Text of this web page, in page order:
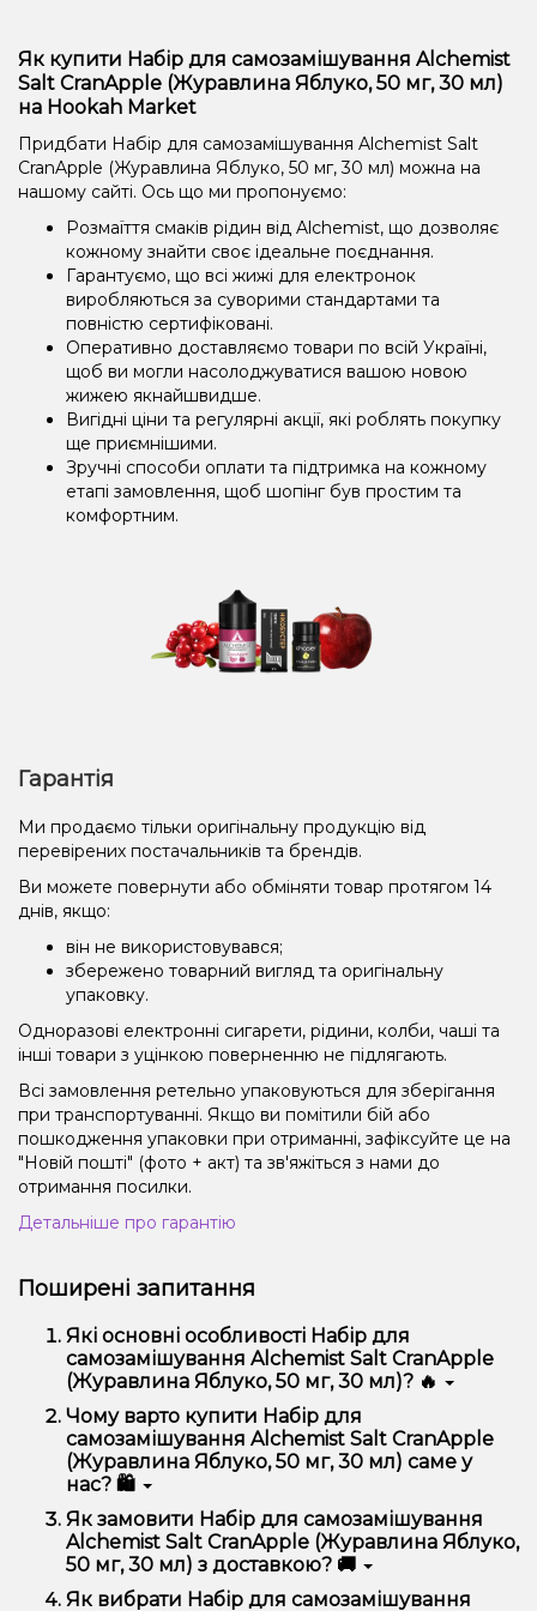
Як купити Набір для самозамішування Alchemist
Salt CranApple (Журавлина Яблуко, 50 мг, 30 мл)
на Hookah Market
Придбати Набір для самозамішування Alchemist Salt
CranApple (Журавлина Яблуко, 50 мг, 30 мл) можна на
нашому сайті. Ось що ми пропонуємо:
Розмаїття смаків рідин від Alchemist, що дозволяє
кожному знайти своє ідеальне поєднання.
Гарантуємо, що всі жижі для електронок
виробляються за суворими стандартами та
повністю сертифіковані.
Оперативно доставляємо товари по всій Україні,
щоб ви могли насолоджуватися вашою новою
жижею якнайшвидше.
Вигідні ціни та регулярні акції, які роблять покупку
ще приємнішими.
Зручні способи оплати та підтримка на кожному
етапі замовлення, щоб шопінг був простим та
комфортним.
Гарантія
Ми продаємо тільки оригінальну продукцію від
перевірених постачальників та брендів.
Ви можете повернути або обміняти товар протягом 14
днів, якщо:
він не використовувався;
збережено товарний вигляд та оригінальну
упаковку.
Одноразові електронні сигарети, рідини, колби, чаші та
інші товари з уцінкою поверненню не підлягають.
Всі замовлення ретельно упаковуються для зберігання
при транспортуванні. Якщо ви помітили бій або
пошкодження упаковки при отриманні, зафіксуйте це на
"Новій пошті" (фото + акт) та зв'яжіться з нами до
отримання посилки.
Детальніше про гарантію
Поширені запитання
Які основні особливості Набір для
самозамішування Alchemist Salt CranApple
(Журавлина Яблуко, 50 мг, 30 мл)? 🔥
Набір для самозамішування Alchemist Salt
CranApple (Журавлина Яблуко, 50 мг, 30 мл)
відрізняється високою якістю, зручністю
використання та надійністю.
Чому варто купити Набір для
самозамішування Alchemist Salt CranApple
(Журавлина Яблуко, 50 мг, 30 мл) саме у
нас? 🛍️
Ми пропонуємо тільки оригінальну продукцію,
широкий асортимент, вигідні ціни та швидку
доставку. Крім того, у нас регулярні акції та знижки
для клієнтів!
Як замовити Набір для самозамішування
Alchemist Salt CranApple (Журавлина Яблуко,
50 мг, 30 мл) з доставкою? 🚚
Оформити замовлення можна в кілька кліків:
Як вибрати Набір для самозамішування